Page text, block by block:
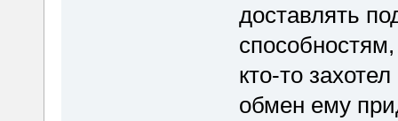
доставлять
кто-то
обмен ему